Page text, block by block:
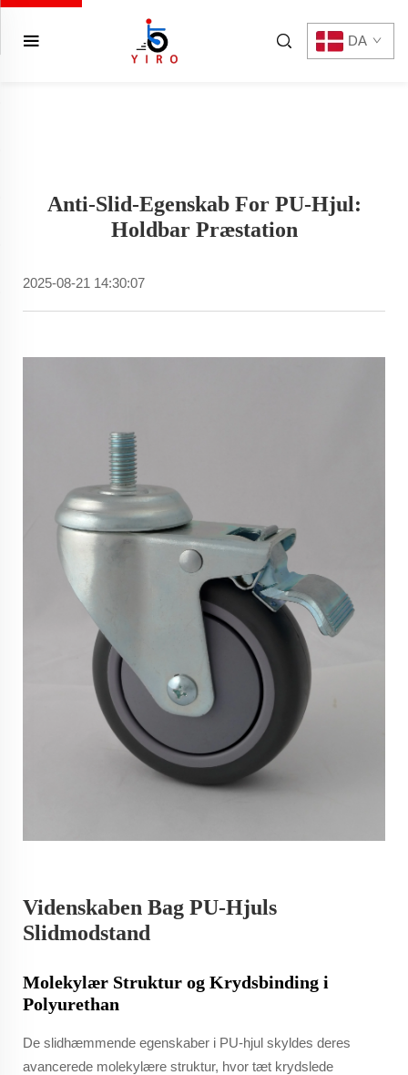
DA
Anti-Slid-Egenskab For PU-Hjul:
Holdbar Præstation
2025-08-21 14:30:07
Videnskaben Bag PU-Hjuls
Slidmodstand
Molekylær Struktur og Krydsbinding i
Polyurethan
De slidhæmmende egenskaber i PU-hjul skyldes deres
avancerede molekylære struktur, hvor tæt krydslede